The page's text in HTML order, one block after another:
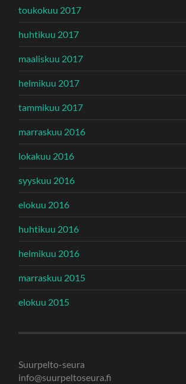
toukokuu 2017
huhtikuu 2017
maaliskuu 2017
helmikuu 2017
tammikuu 2017
marraskuu 2016
lokakuu 2016
syyskuu 2016
elokuu 2016
huhtikuu 2016
helmikuu 2016
marraskuu 2015
elokuu 2015
Suurpelto-seura
info@suurpeltoseura.fi